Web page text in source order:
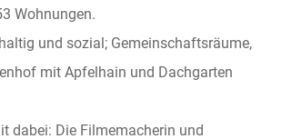
Wohnungen.
und sozial; Gemeinschaftsräume,
mit Apfelhain und Dachgarten
dabei: Die Filmemacherin und